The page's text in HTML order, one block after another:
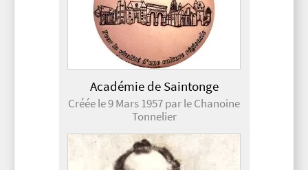
Académie de Saintonge
Créée le 9 Mars 1957 par le Chanoine
Tonnelier